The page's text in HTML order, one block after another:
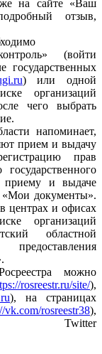
на сайте «Ваш
отзыв,
(войти
) или одной
организаций
чего выбрать
напоминает,
прием и выдачу
прав
приему и выдаче
документы».
центрах и офисах
организаций
областной
можно
rosreestr.ru/site/),
), на страницах
vk.com/rosreestr38),
Twitter